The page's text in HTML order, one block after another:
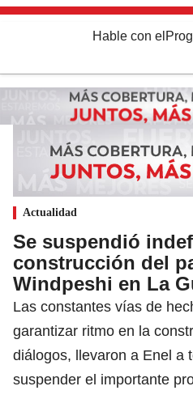
Hable con el
Actualidad
Se suspendió
construcción del
Windpeshi en La
Las constantes vías de
garantizar ritmo en la
diálogos, llevaron a Enel a
suspender el importante